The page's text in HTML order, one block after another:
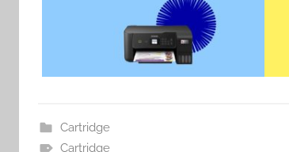
Cartridge
Cartridge